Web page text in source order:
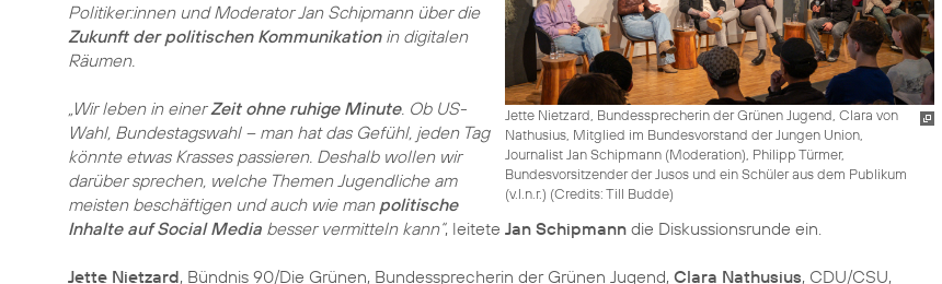
Jette Nietzard, Bundessprecherin der Grünen Jugend, Clara von
Nathusius, Mitglied im Bundesvorstand der Jungen Union,
Journalist Jan Schipmann (Moderation), Philipp Türmer,
Bundesvorsitzender der Jusos und ein Schüler aus dem Publikum
(v.l.n.r.) (Credits: Till Budde)
Politiker:innen und Moderator Jan Schipmann über die
Zukunft der politischen Kommunikationin digitalen
Räumen.
„Wir leben in einerZeit ohne ruhige Minute. Ob US-
Wahl, Bundestagswahl – man hat das Gefühl, jeden Tag
könnte etwas Krasses passieren. Deshalb wollen wir
darüber sprechen, welche Themen Jugendliche am
meisten beschäftigen und auch wie man politische
Inhalte auf Social Media besser vermitteln kann“, leitete Jan Schipmann die Diskussionsrunde ein.
Jette Nietzard, Bündnis 90/Die Grünen, Bundessprecherin der Grünen Jugend, Clara Nathusius, CDU/CSU,